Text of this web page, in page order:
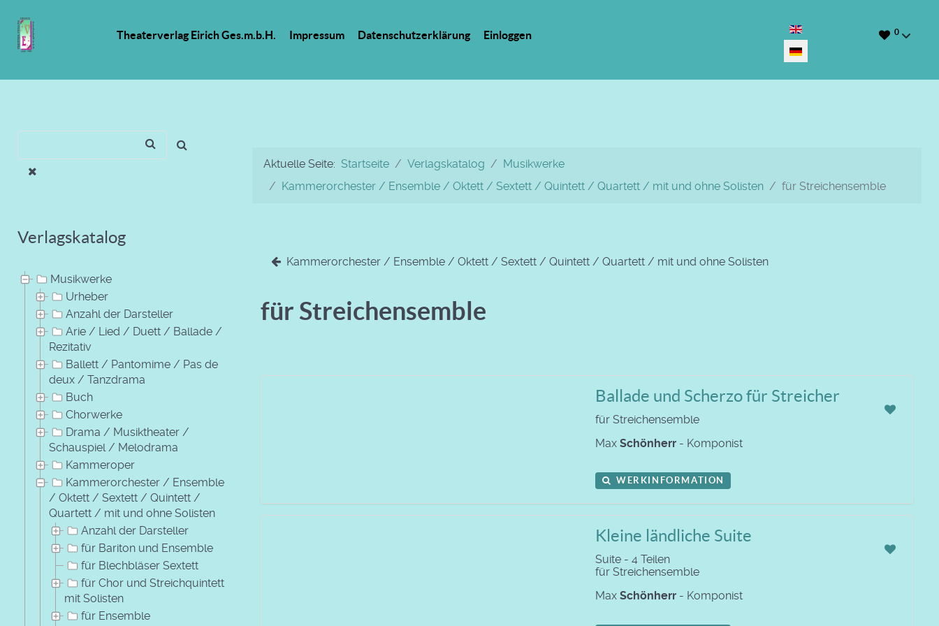
Theaterverlag Eirich Ges.m.b.H. Impressum Datenschutzerklärung Einloggen
Sprache auswählen 0
Verlagskatalog
Musikwerke
Urheber
Anzahl der Darsteller
Arie / Lied / Duett / Ballade /
Rezitativ
Ballett / Pantomime / Pas de
deux / Tanzdrama
Buch
Chorwerke
Drama / Musiktheater /
Schauspiel / Melodrama
Kammeroper
Kammerorchester / Ensemble
/ Oktett / Sextett / Quintett /
Quartett / mit und ohne Solisten
Anzahl der Darsteller
für Bariton und Ensemble
für Blechbläser Sextett
für Chor und Streichquintett
mit Solisten
für Ensemble
Aktuelle Seite: Startseite Verlagskatalog
Musikwerke
Kammerorchester / Ensemble / Oktett / Sextett / Quintett / Quartett / mit und ohne Solisten
für Streichensemble
Kammerorchester / Ensemble / Oktett / Sextett / Quintett / Quartett / mit und ohne Solisten
für Streichensemble
Ballade und Scherzo für Streicher
für Streichensemble
Max Schönherr - Komponist
WERKINFORMATION
Kleine ländliche Suite
Suite - 4 Teilen
für Streichensemble
Max Schönherr - Komponist